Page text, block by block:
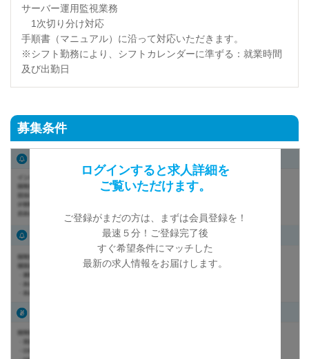
サーバー運用監視業務
1次切り分け対応
手順書（マニュアル）に沿って対応いただきます。
※シフト勤務により、シフトカレンダーに準ずる：就業時間
及び出勤日
募集条件
ログインすると求人詳細を
ご覧いただけます。
ご登録がまだの方は、まずは会員登録を！
最速５分！ご登録完了後
すぐ希望条件にマッチした
最新の求人情報をお届けします。